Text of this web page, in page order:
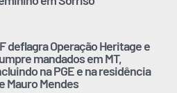
deflagra Operação Heritage e
mandados em MT,
na PGE e na residência
Mauro Mendes